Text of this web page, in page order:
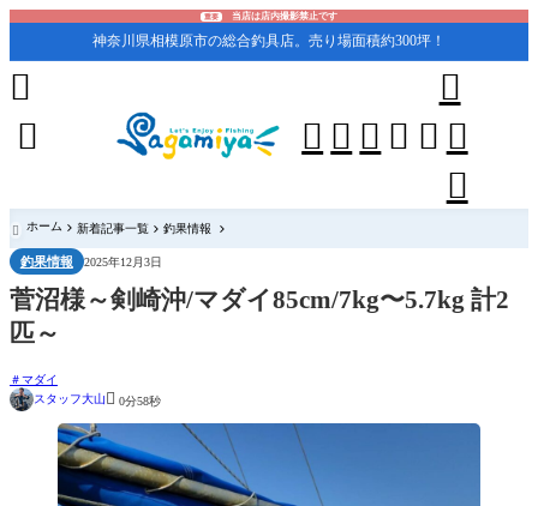
重要 当店は店内撮影禁止です
神奈川県相模原市の総合釣具店。売り場面積約300坪！
    





 ホーム 新着記事一覧 釣果情報
釣果情報 2025年12月3日
菅沼様～剣崎沖/マダイ85cm/7kg〜5.7kg 計2
匹～
マダイ
スタッフ大山 0分58秒